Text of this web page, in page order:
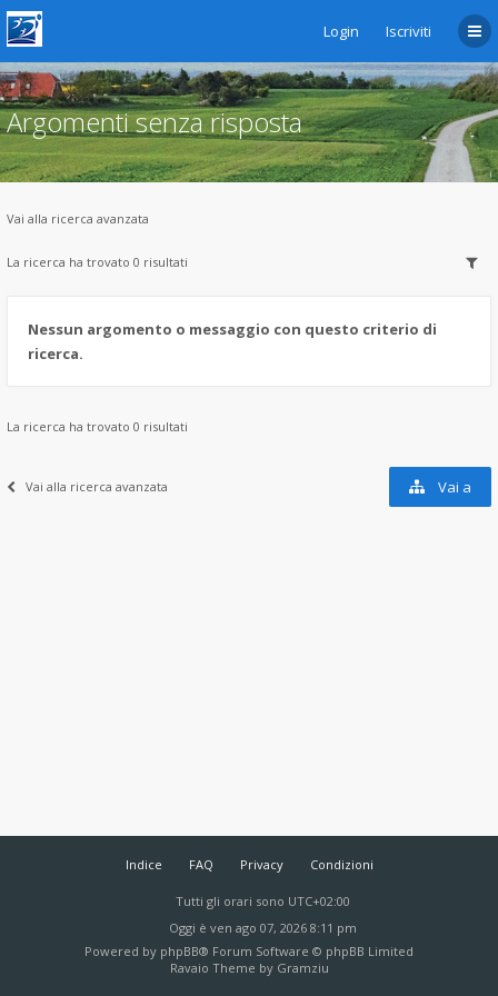
Login Iscriviti
Argomenti senza risposta
Vai alla ricerca avanzata
La ricerca ha trovato 0 risultati
Nessun argomento o messaggio con questo criterio di
ricerca.
La ricerca ha trovato 0 risultati
Vai alla ricerca avanzata Vai a
Indice FAQ Privacy Condizioni
Tutti gli orari sono UTC+02:00
Oggi è ven ago 07, 2026 8:11 pm
Powered by phpBB® Forum Software © phpBB Limited
Ravaio Theme by Gramziu